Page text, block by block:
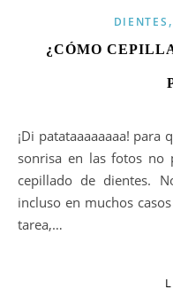
DIENTES ,
¿CÓMO
¡Di patataaaaaaaa! para que nuestro peludo luzca su mejor
sonrisa en las fotos no
cepillado de dientes.
incluso en muchos
tarea,…